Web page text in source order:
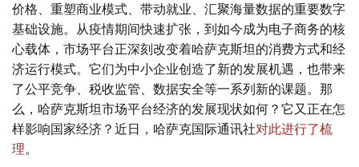
价格、重塑商业模式、带动就业、汇聚海量数据的重要数字
基础设施。从疫情期间快速扩张，到如今成为电子商务的核
心载体，市场平台正深刻改变着哈萨克斯坦的消费方式和经
济运行模式。它们为中小企业创造了新的发展机遇，也带来
了公平竞争、税收监管、数据安全等一系列新的课题。那
么，哈萨克斯坦市场平台经济的发展现状如何？它又正在怎
样影响国家经济？近日，哈萨克国际通讯社对此进行了梳
理。